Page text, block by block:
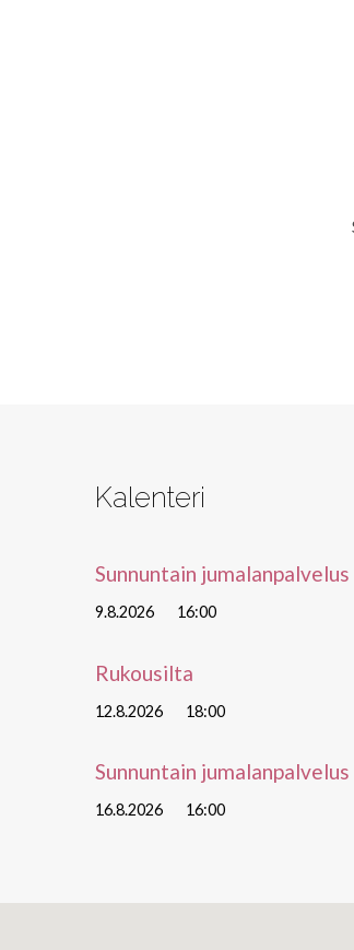
Kalenteri
Sunnuntain
9.8.2026 16:00
Rukousilta
12.8.2026 18:00
Sunnuntain
16.8.2026 16:00